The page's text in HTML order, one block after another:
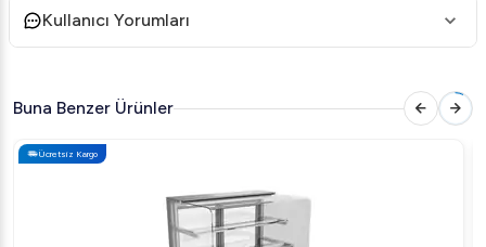
sergileyebilirsiniz.
Enerji Verimliliği:Enerji tasarrufu sağlayan yapısı ile
Ayarlanabilir Raflar:Farklı boyutlardaki ürünler için
Restoranlar ve Kafeler:İçeceklerin müşteri
tarafından kolay görülmesi ve etkili sunulması için
Kullanıcı Yorumları
Buna Benzer Ürünler
Ücretsiz Kargo